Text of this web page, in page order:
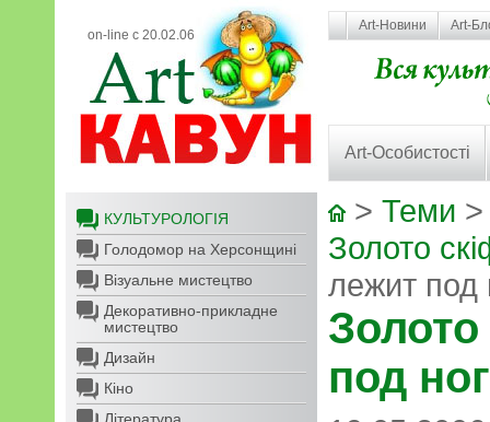
on-line с 20.02.06
Art-Новини Art-
Art-Особистості
КУЛЬТУРОЛОГІЯ
Голодомор на Херсонщині
Візуальне мистецтво
Декоративно-прикладне
мистецтво
Дизайн
Кіно
> Теми
Золото
лежит под
под